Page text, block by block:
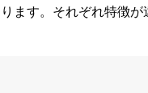
ます。それぞれ特徴